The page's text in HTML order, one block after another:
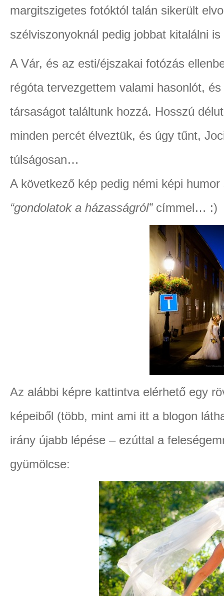
margitszigetes fotóktól talán sikerült
szélviszonyoknál pedig jobbat kitalálni
A Vár, és az esti/éjszakai fotózás
régóta tervezgettem valami hasonlót,
társaságot találtunk hozzá. Hosszú
minden percét élveztük, és úgy tűnt,
túlságosan…
A következő kép pedig némi képi
“gondolatok a házasságról”címmel… :)
Az alábbi képre kattintva elérhető egy
képeiből (több, mint ami itt a blogon
irány újabb lépése – ezúttal a
gyümölcse: